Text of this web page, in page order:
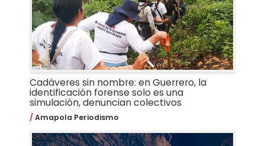
Cadáveres sin nombre: en Guerrero, la
identificación forense solo es una
simulación, denuncian colectivos
Amapola Periodismo